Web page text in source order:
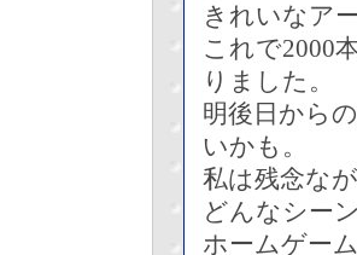
きれいなア
これで2000
りました。
明後日から
いかも。
私は残念な
どんなシー
ホームゲー